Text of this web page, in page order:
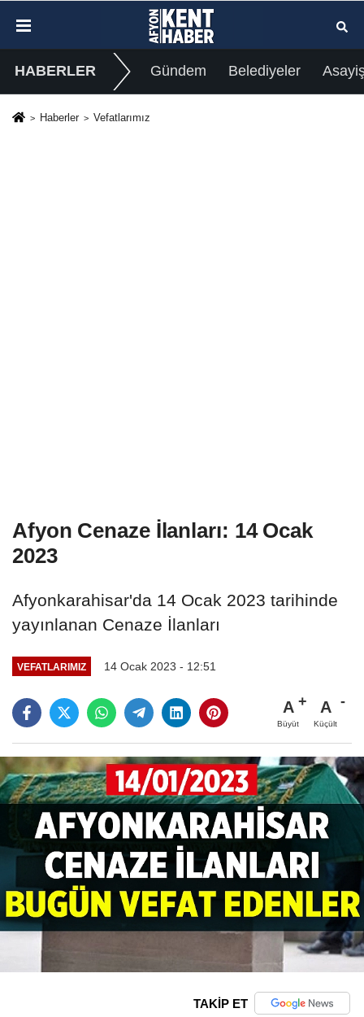
HABERLER Gündem Belediyeler
Haberler Vefatlarımız
Afyon Cenaze İlanları: 14 Ocak
2023
Afyonkarahisar'da 14 Ocak 2023 tarihinde
yayınlanan Cenaze İlanları
VEFATLARIMIZ 14 Ocak 2023 - 12:51
A
Büyüt
A
Küçült
TAKİP ET